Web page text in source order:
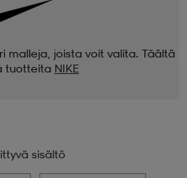
malleja, joista voit valita. Täältä
tuotteita NIKE
sisältö